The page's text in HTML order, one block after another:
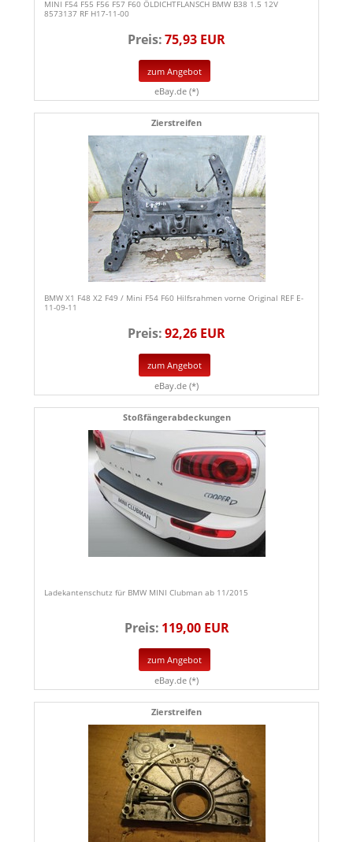
MINI F54 F55 F56 F57 F60 ÖLDICHTFLANSCH BMW B38 1.5 12V
8573137 RF H17-11-00
Preis:75,93 EUR
zum Angebot
eBay.de (*)
Zierstreifen
BMW X1 F48 X2 F49 / Mini F54 F60 Hilfsrahmen vorne Original REF E-
11-09-11
Preis:92,26 EUR
zum Angebot
eBay.de (*)
Stoßfängerabdeckungen
Ladekantenschutz für BMW MINI Clubman ab 11/2015
Preis: 119,00 EUR
zum Angebot
eBay.de (*)
Zierstreifen